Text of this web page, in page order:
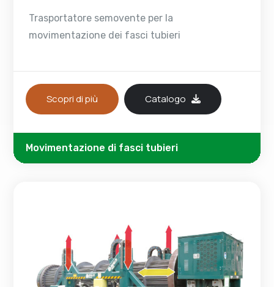
Trasportatore semovente per la
movimentazione dei fasci tubieri
Scopri di più Catalogo
Movimentazione di fasci tubieri